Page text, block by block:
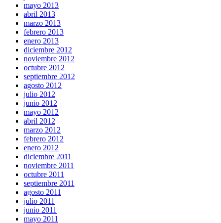
mayo 2013
abril 2013
marzo 2013
febrero 2013
enero 2013
diciembre 2012
noviembre 2012
octubre 2012
septiembre 2012
agosto 2012
julio 2012
junio 2012
mayo 2012
abril 2012
marzo 2012
febrero 2012
enero 2012
diciembre 2011
noviembre 2011
octubre 2011
septiembre 2011
agosto 2011
julio 2011
junio 2011
mayo 2011